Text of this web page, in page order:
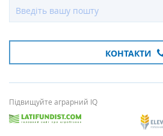
КОНТАКТИ
Підвищуйте аграрний IQ